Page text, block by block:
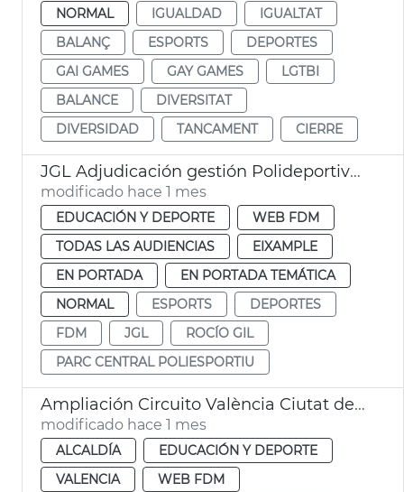
NORMAL
IGUALDAD
IGUALTAT
BALANÇ
ESPORTS
DEPORTES
GAI GAMES
GAY GAMES
LGTBI
BALANCE
DIVERSITAT
DIVERSIDAD
TANCAMENT CIERRE
JGL Adjudicación gestión Polideportivo Parc Central
modificado hace 1 mes
EDUCACIÓN Y DEPORTE
WEB FDM
TODAS LAS AUDIENCIAS
EIXAMPLE
EN PORTADA
EN PORTADA TEMÁTICA
NORMAL
ESPORTS
DEPORTES
FDM
JGL
ROCÍO GIL
PARC CENTRAL POLIESPORTIU
Ampliación Circuito València Ciutat del Running
modificado hace 1 mes
ALCALDÍA
EDUCACIÓN Y DEPORTE
VALENCIA
WEB FDM